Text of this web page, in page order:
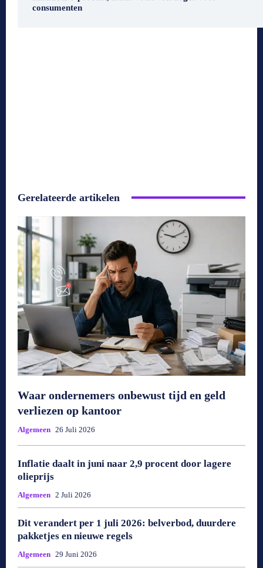
consumenten
Gerelateerde artikelen
Waar ondernemers onbewust tijd en geld
verliezen op kantoor
Algemeen 26 Juli 2026
Inflatie daalt in juni naar 2,9 procent door lagere
olieprijs
Algemeen 2 Juli 2026
Dit verandert per 1 juli 2026: belverbod, duurdere
pakketjes en nieuwe regels
Algemeen 29 Juni 2026